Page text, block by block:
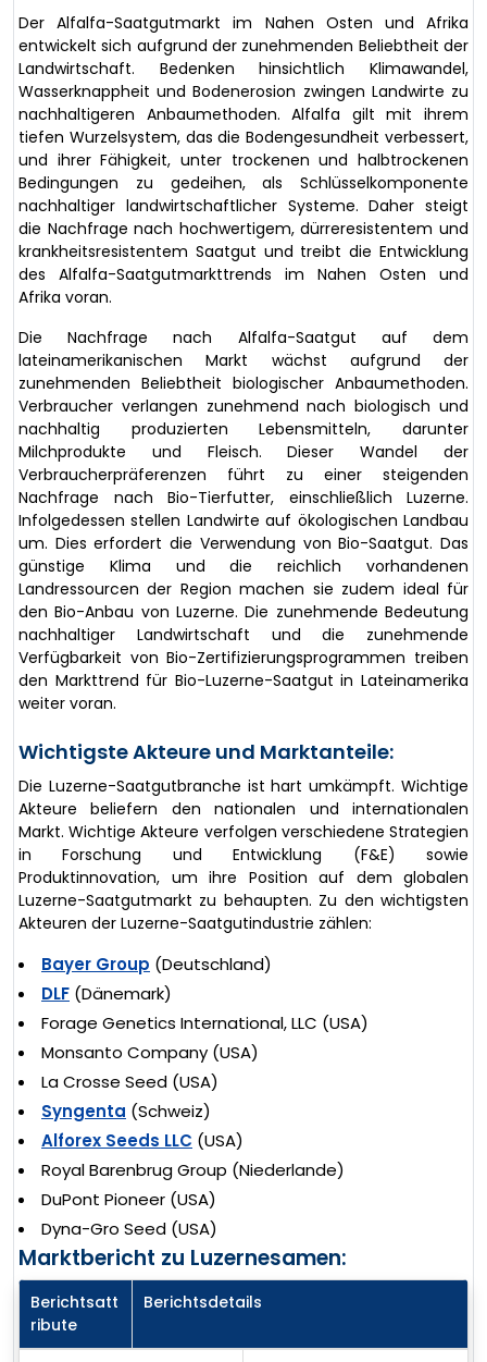
Der Alfalfa-Saatgutmarkt im Nahen Osten und Afrika
entwickelt sich aufgrund der zunehmenden Beliebtheit der
Landwirtschaft. Bedenken hinsichtlich Klimawandel,
Wasserknappheit und Bodenerosion zwingen Landwirte zu
nachhaltigeren Anbaumethoden. Alfalfa gilt mit ihrem
tiefen Wurzelsystem, das die Bodengesundheit verbessert,
und ihrer Fähigkeit, unter trockenen und halbtrockenen
Bedingungen zu gedeihen, als Schlüsselkomponente
nachhaltiger landwirtschaftlicher Systeme. Daher steigt
die Nachfrage nach hochwertigem, dürreresistentem und
krankheitsresistentem Saatgut und treibt die Entwicklung
des Alfalfa-Saatgutmarkttrends im Nahen Osten und
Afrika voran.
Die Nachfrage nach Alfalfa-Saatgut auf dem
lateinamerikanischen Markt wächst aufgrund der
zunehmenden Beliebtheit biologischer Anbaumethoden.
Verbraucher verlangen zunehmend nach biologisch und
nachhaltig produzierten Lebensmitteln, darunter
Milchprodukte und Fleisch. Dieser Wandel der
Verbraucherpräferenzen führt zu einer steigenden
Nachfrage nach Bio-Tierfutter, einschließlich Luzerne.
Infolgedessen stellen Landwirte auf ökologischen Landbau
um. Dies erfordert die Verwendung von Bio-Saatgut. Das
günstige Klima und die reichlich vorhandenen
Landressourcen der Region machen sie zudem ideal für
den Bio-Anbau von Luzerne. Die zunehmende Bedeutung
nachhaltiger Landwirtschaft und die zunehmende
Verfügbarkeit von Bio-Zertifizierungsprogrammen treiben
den Markttrend für Bio-Luzerne-Saatgut in Lateinamerika
weiter voran.
Wichtigste Akteure und Marktanteile:
Die Luzerne-Saatgutbranche ist hart umkämpft. Wichtige
Akteure beliefern den nationalen und internationalen
Markt. Wichtige Akteure verfolgen verschiedene Strategien
in Forschung und Entwicklung (F&E) sowie
Produktinnovation, um ihre Position auf dem globalen
Luzerne-Saatgutmarkt zu behaupten. Zu den wichtigsten
Akteuren der Luzerne-Saatgutindustrie zählen:
Bayer Group (Deutschland)
DLF (Dänemark)
Forage Genetics International, LLC (USA)
Monsanto Company (USA)
La Crosse Seed (USA)
Syngenta (Schweiz)
Alforex Seeds LLC (USA)
Royal Barenbrug Group (Niederlande)
DuPont Pioneer (USA)
Dyna-Gro Seed (USA)
Marktbericht zu Luzernesamen:
Berichtsatt
ribute
Berichtsdetails